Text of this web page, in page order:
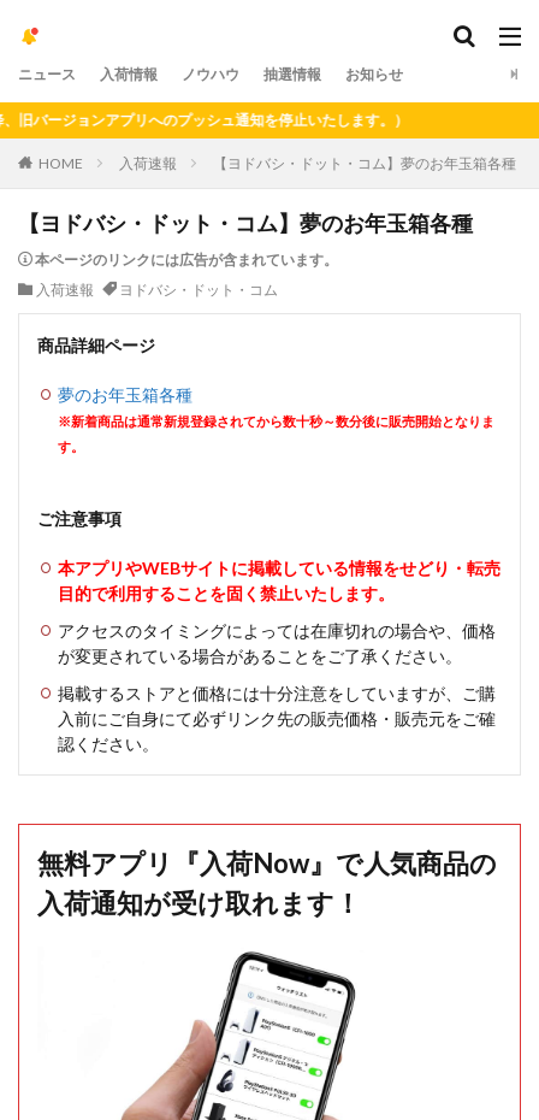
ニュース 入荷情報 ノウハウ 抽選情報 お知らせ
ジョンアプリへのプッシュ通知を停止いたします。）
HOME 入荷速報 【ヨドバシ・ドット・コム】夢のお年玉箱各種
【ヨドバシ・ドット・コム】夢のお年玉箱各種
本ページのリンクには広告が含まれています。
入荷速報
ヨドバシ・ドット・コム
商品詳細ページ
夢のお年玉箱各種
※新着商品は通常新規登録されてから数十秒～数分後に販売開始となりま
す。
ご注意事項
本アプリやWEBサイトに掲載している情報をせどり・転売
目的で利用することを固く禁止いたします。
アクセスのタイミングによっては在庫切れの場合や、価格
が変更されている場合があることをご了承ください。
掲載するストアと価格には十分注意をしていますが、ご購
入前にご自身にて必ずリンク先の販売価格・販売元をご確
認ください。
無料アプリ『入荷Now』で人気商品の
入荷通知が受け取れます！